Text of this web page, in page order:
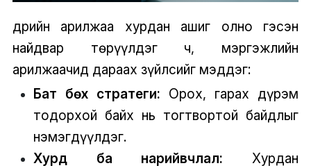
Өдрийн арилжаа хурдан ашиг олно гэсэн
найдвар төрүүлдэг ч, мэргэжлийн
арилжаачид дараах зүйлсийг мэддэг:
Бат бөх стратеги: Орох, гарах дүрэм
тодорхой байх нь тогтвортой байдлыг
нэмэгдүүлдэг.
Хурд ба нарийвчлал: Хурдан